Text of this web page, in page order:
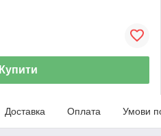
Купити
Доставка Оплата Умови